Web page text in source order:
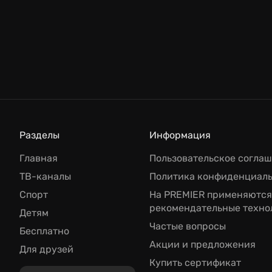
Разделы
Главная
ТВ-каналы
Спорт
Детям
Бесплатно
Для друзей
Информация
Пользовательское
Политика
На PREMIER применяются
рекомендательные
Частые вопросы
Акции и предложения
Купить сертификат